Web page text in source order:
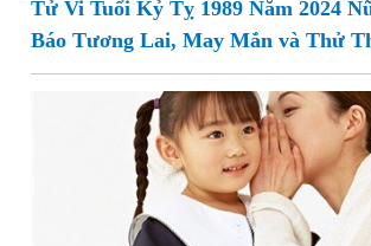
Tử Vi Tuổi Kỷ Tỵ 1989 Năm 2024
Báo Tương Lai, May Mắn và Thử